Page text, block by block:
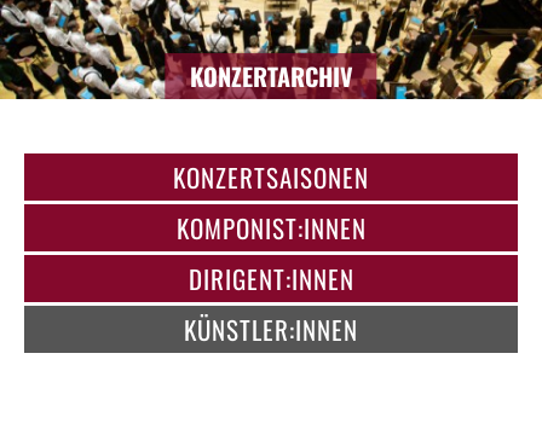
KONZERTARCHIV
KONZERTSAISONEN
KOMPONIST:INNEN
DIRIGENT:INNEN
KÜNSTLER:INNEN